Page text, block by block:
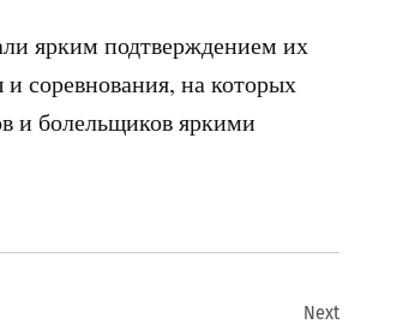
ярким подтверждением их
соревнования, на которых
и болельщиков яркими
Next